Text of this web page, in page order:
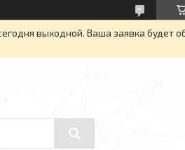
выходной. Ваша заявка будет